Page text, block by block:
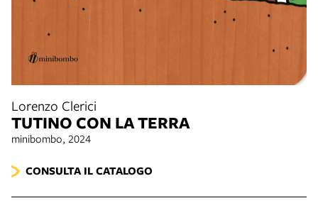
Lorenzo Clerici
TUTINO CON LA TERRA
minibombo, 2024
CONSULTA IL CATALOGO